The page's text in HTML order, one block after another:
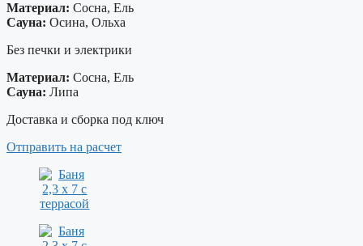
Материал: Сосна, Ель
Сауна: Осина, Ольха
Без печки и электрики
Материал: Сосна, Ель
Сауна: Липа
Доставка и сборка под ключ
Отправить на расчет